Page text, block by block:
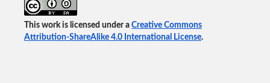
This work is licensed under a Creative Commons
Attribution-ShareAlike 4.0 International License.